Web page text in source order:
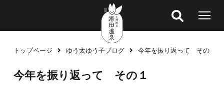
トップページ ゆう太ゆう子ブログ 今年を振り返って その１
ブログ
今年を振り返って その１